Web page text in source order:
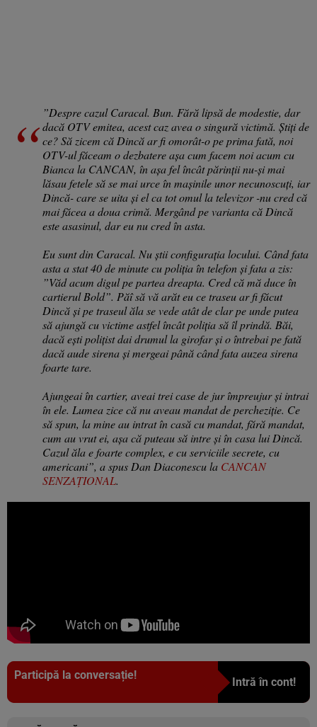
”Despre cazul Caracal. Bun. Fără lipsă de modestie, dar
dacă OTV emitea, acest caz avea o singură victimă. Știți de
ce? Să zicem că Dincă ar fi omorât-o pe prima fată, noi
OTV-ul făceam o dezbatere așa cum facem noi acum cu
Bianca la CANCAN, în așa fel încât părinții nu-și mai
lăsau fetele să se mai urce în mașinile unor necunoscuți, iar
Dincă- care se uita și el ca tot omul la televizor -nu cred că
mai făcea a doua crimă. Mergând pe varianta că Dincă
este asasinul, dar eu nu cred în asta.
Eu sunt din Caracal. Nu știi configurația locului. Când fata
asta a stat 40 de minute cu poliția în telefon și fata a zis:
”Văd acum digul pe partea dreapta. Cred că mă duce în
cartierul Bold”. Păî să vă arăt eu ce traseu ar fi făcut
Dincă și pe traseul ăla se vede atât de clar pe unde putea
să ajungă cu victime astfel încât poliția să îl prindă. Băi,
dacă ești polițist dai drumul la girofar și o întrebai pe fată
dacă aude sirena și mergeai până când fata auzea sirena
foarte tare.
Ajungeai în cartier, aveai trei case de jur împreujur și intrai
în ele. Lumea zice că nu aveau mandat de percheziție. Ce
să spun, la mine au intrat în casă cu mandat, fără mandat,
cum au vrut ei, așa că puteau să intre și în casa lui Dincă.
Cazul ăla e foarte complex, e cu serviciile secrete, cu
americani”, a spus Dan Diaconescu la CANCAN
SENZAȚIONAL.
Participă la conversație!
Intră în cont!